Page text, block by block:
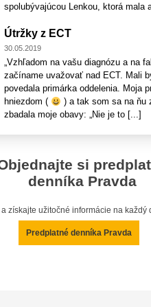
spolubývajúcou Lenkou, ktorá mala
Útržky z ECT
30.05.2019
„Vzhľadom na vašu diagnózu a na
začíname uvažovať nad ECT. Mali
povedala primárka oddelenia. Moja
hniezdom (
) a tak som sa na ňu
zbadala moje obavy: „Nie je to [...]
si
denníka Pravda
a získajte užitočné informácie na každý
Predplatné denníka Pravda